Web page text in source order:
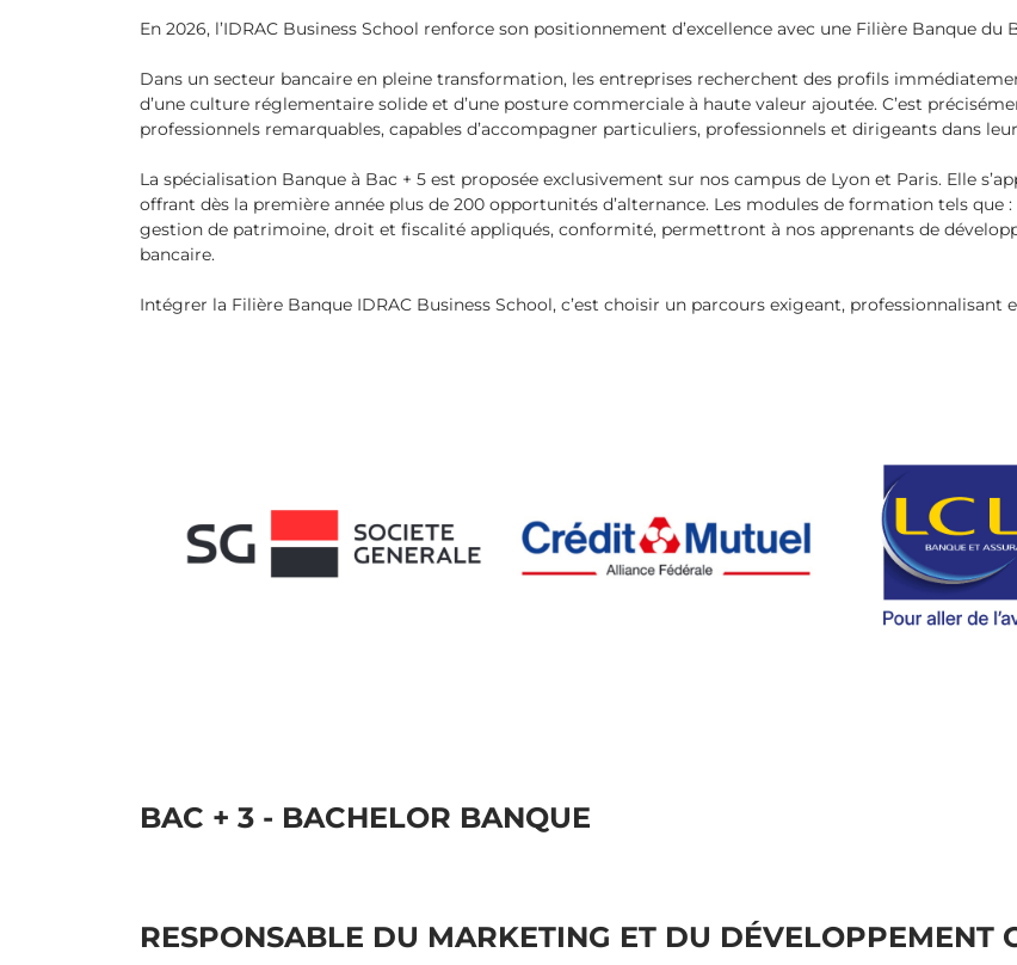
En 2026, l’IDRAC Business School renforce son positionnement d’excellence avec une Filière Banque du
Dans un secteur bancaire en pleine transformation, les entreprises recherchent des profils
d’une culture réglementaire solide et d’une posture commerciale à haute valeur ajoutée. C’est
professionnels remarquables, capables d’accompagner particuliers, professionnels et dirigeants dans
La spécialisation Banque à Bac + 5 est proposée exclusivement sur nos campus de Lyon et Paris. Elle
offrant dès la première année plus de 200 opportunités d’alternance. Les modules de formation tels
gestion de patrimoine, droit et fiscalité appliqués, conformité, permettront à nos apprenants de
bancaire.
Intégrer la Filière Banque IDRAC Business School, c’est choisir un parcours exigeant,
BAC + 3 - BACHELOR BANQUE
RESPONSABLE DU MARKETING ET DU DÉVELOPPEMENT